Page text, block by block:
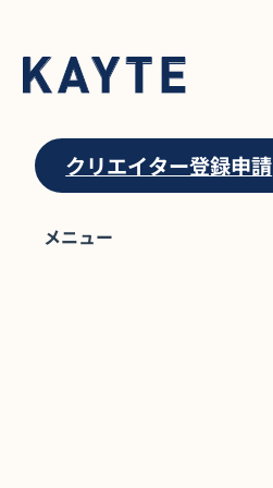
クリエイター登録申請
メニュー
抽選販売プラン